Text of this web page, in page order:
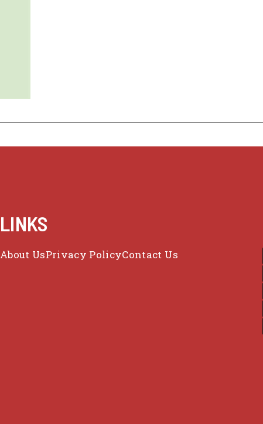
LINKS
About UsPrivacy PolicyContact Us